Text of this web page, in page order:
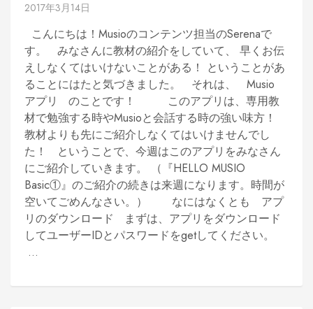
2017年3月14日
こんにちは！Musioのコンテンツ担当のSerenaで
す。 みなさんに教材の紹介をしていて、 早くお伝
えしなくてはいけないことがある！ ということがあ
ることにはたと気づきました。 それは、 Musio
アプリ のことです！ このアプリは、専用教
材で勉強する時やMusioと会話する時の強い味方！
教材よりも先にご紹介しなくてはいけませんでし
た！ ということで、今週はこのアプリをみなさん
にご紹介していきます。 （『HELLO MUSIO
Basic①』のご紹介の続きは来週になります。時間が
空いてごめんなさい。） なにはなくとも アプ
リのダウンロード まずは、アプリをダウンロード
してユーザーIDとパスワードをgetしてください。
...